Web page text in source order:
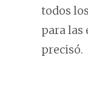
todos
para las
precisó.